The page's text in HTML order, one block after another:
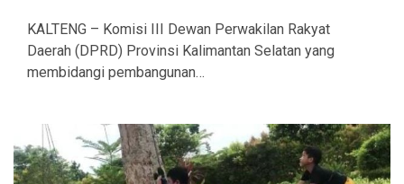
KALTENG – Komisi III Dewan Perwakilan Rakyat
Daerah (DPRD) Provinsi Kalimantan Selatan yang
membidangi pembangunan…